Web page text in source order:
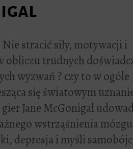
Nie stracić siły, motywacji i
obliczu trudnych
wyzwań ? czy to w ogóle
się światowym
Jane McGonigal
wstrząśnienia
depresja i myśli